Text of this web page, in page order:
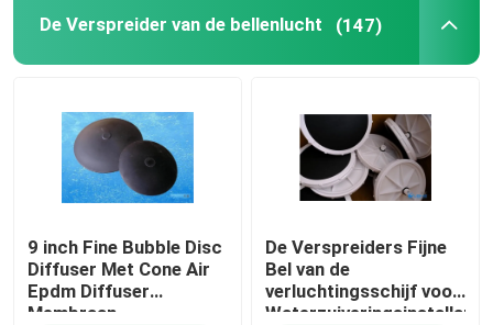
Statische mixer
De Verspreider van de bellenlucht (147)
9 inch Fine Bubble Disc
Diffuser Met Cone Air
Epdm Diffuser
Membraan
De Verspreiders Fijne
Bel van de
verluchtingsschijf voor